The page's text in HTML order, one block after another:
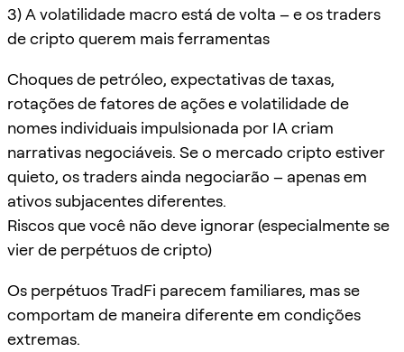
3) A volatilidade macro está de volta – e os traders
de cripto querem mais ferramentas
Choques de petróleo, expectativas de taxas,
rotações de fatores de ações e volatilidade de
nomes individuais impulsionada por IA criam
narrativas negociáveis. Se o mercado cripto estiver
quieto, os traders ainda negociarão – apenas em
ativos subjacentes diferentes.
Riscos que você não deve ignorar (especialmente se
vier de perpétuos de cripto)
Os perpétuos TradFi parecem familiares, mas se
comportam de maneira diferente em condições
extremas.